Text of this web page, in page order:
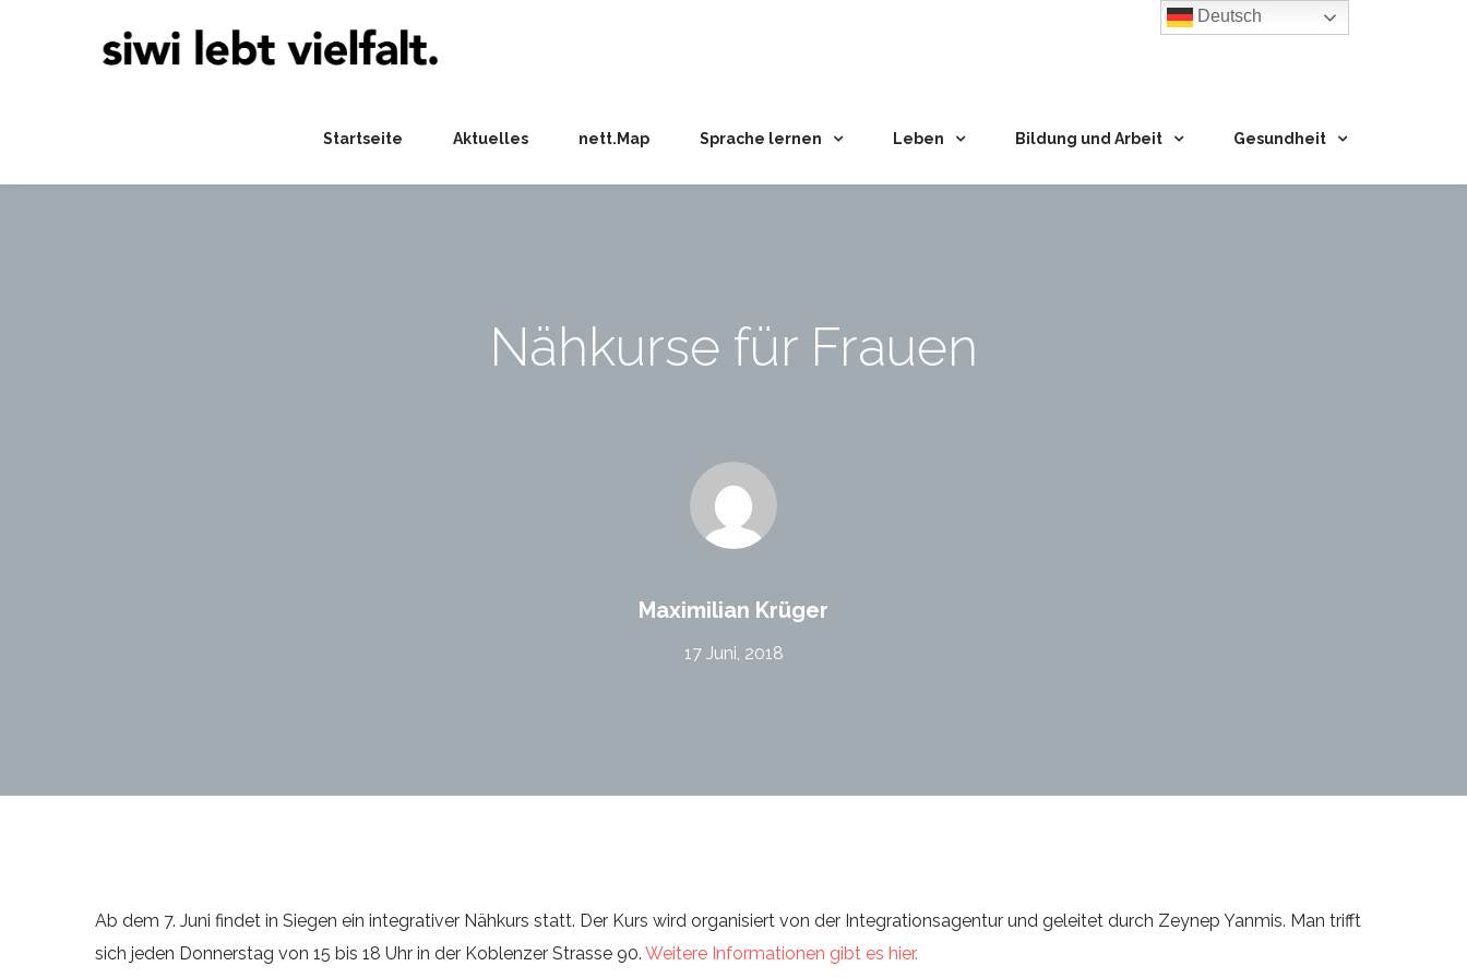
Startseite Aktuelles nett.Map Sprache lernen Leben Bildung und Arbeit Gesundheit
Nähkurse für Frauen
Maximilian Krüger
17 Juni, 2018
Ab dem 7. Juni findet in Siegen ein integrativer Nähkurs statt. Der Kurs wird organisiert von der Integrationsagentur und geleitet durch Zeynep Yanmis. Man trifft
sich jeden Donnerstag von 15 bis 18 Uhr in der Koblenzer Strasse 90. Weitere Informationen gibt es hier.
Deutsch